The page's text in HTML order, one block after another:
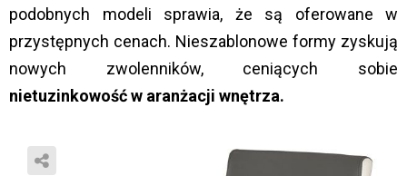
podobnych modeli sprawia, że są oferowane w
przystępnych cenach. Nieszablonowe formy zyskują
nowych zwolenników, ceniących sobie
nietuzinkowość w aranżacji wnętrza.